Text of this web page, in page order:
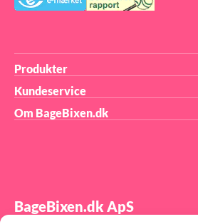
Produkter
Kundeservice
Om BageBixen.dk
BageBixen.dk ApS